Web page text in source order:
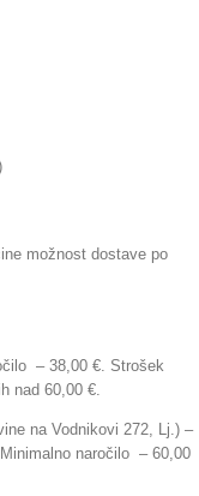
možnost dostave po
– 38,00 €. Strošek
nad 60,00 €.
na Vodnikovi 272, Lj.) –
naročilo – 60,00